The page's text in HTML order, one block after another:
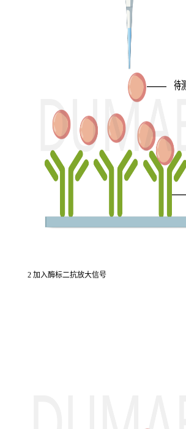
2 加入酶标二抗放大信号